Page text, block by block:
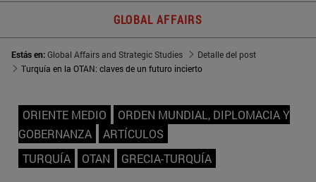
GLOBAL AFFAIRS
Estás en:Global Affairs and Strategic Studies
Detalle del post
Turquía en la OTAN: claves de un futuro incierto
ORIENTE MEDIO
ORDEN MUNDIAL, DIPLOMACIA Y
GOBERNANZA
ARTÍCULOS
TURQUÍA
OTAN GRECIA-TURQUÍA